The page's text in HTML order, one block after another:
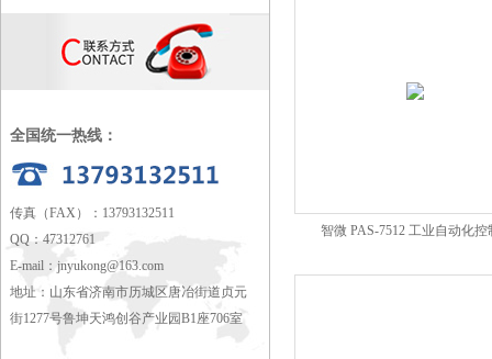
全国统一热线：
传真（FAX）：13793132511
QQ：47312761
E-mail： jnyukong@163.com
地址：山东省济南市历城区唐冶街道贞元
街1277号鲁坤天鸿创谷产业园B1座706室
智微 PAS-7512 工业自动化控